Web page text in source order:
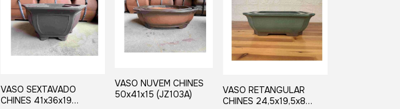
VASO SEXTAVADO
CHINES 41x36x19
VASO NUVEM CHINES
50x41x15 (JZ103A)
VASO RETANGULAR
CHINES 24,5x19,5x8